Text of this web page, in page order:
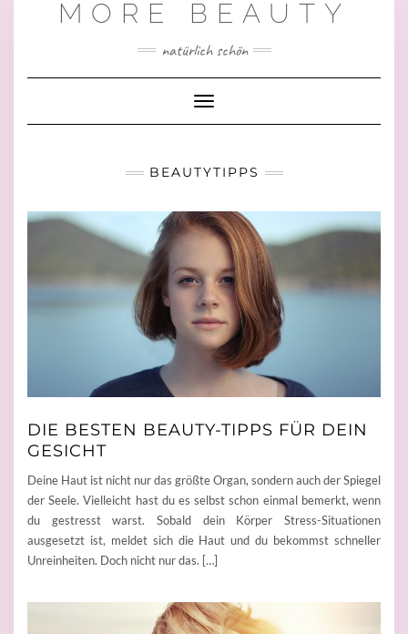
MORE BEAUTY
natürlich schön
Toggle
Navigation
BEAUTYTIPPS
DIE BESTEN BEAUTY-TIPPS FÜR DEIN
GESICHT
Deine Haut ist nicht nur das größte Organ, sondern auch der Spiegel
der Seele. Vielleicht hast du es selbst schon einmal bemerkt, wenn
du gestresst warst. Sobald dein Körper Stress-Situationen
ausgesetzt ist, meldet sich die Haut und du bekommst schneller
Unreinheiten. Doch nicht nur das. […]